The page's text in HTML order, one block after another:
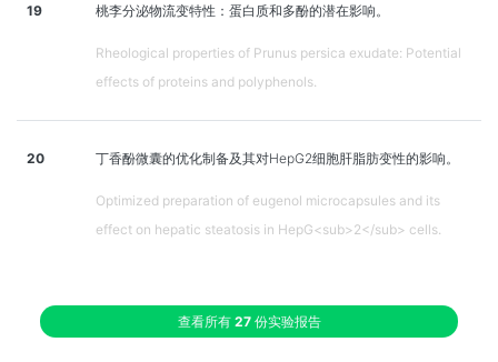
19 桃李分泌物流变特性：蛋白质和多酚的潜在影响。
Rheological properties of Prunus persica exudate: Potential
effects of proteins and polyphenols.
20 丁香酚微囊的优化制备及其对HepG2细胞肝脂肪变性的影响。
Optimized preparation of eugenol microcapsules and its
effect on hepatic steatosis in HepG<sub>2</sub> cells.
查看所有 27份实验报告